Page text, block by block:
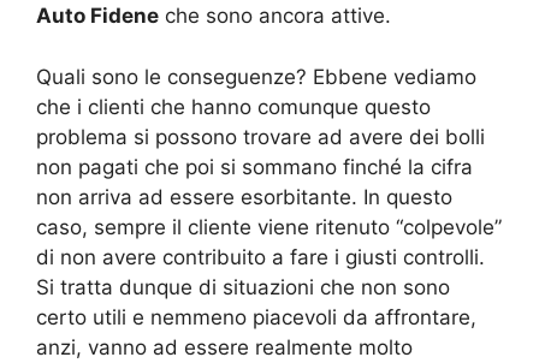
Auto Fidene che sono ancora attive.
Quali sono le conseguenze? Ebbene vediamo
che i clienti che hanno comunque questo
problema si possono trovare ad avere dei bolli
non pagati che poi si sommano finché la cifra
non arriva ad essere esorbitante. In questo
caso, sempre il cliente viene ritenuto “colpevole”
di non avere contribuito a fare i giusti controlli.
Si tratta dunque di situazioni che non sono
certo utili e nemmeno piacevoli da affrontare,
anzi, vanno ad essere realmente molto